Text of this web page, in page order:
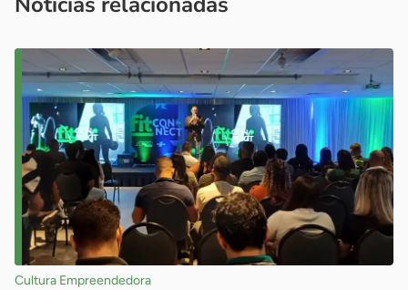
Cultura Empreendedora